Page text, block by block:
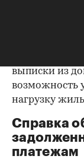
выписки из
возможность
нагрузку
Справка
платежам